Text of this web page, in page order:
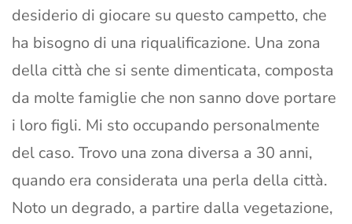
desiderio di giocare su questo campetto, che
ha bisogno di una riqualificazione. Una zona
della città che si sente dimenticata, composta
da molte famiglie che non sanno dove portare
i loro figli. Mi sto occupando personalmente
del caso. Trovo una zona diversa a 30 anni,
quando era considerata una perla della città.
Noto un degrado, a partire dalla vegetazione,